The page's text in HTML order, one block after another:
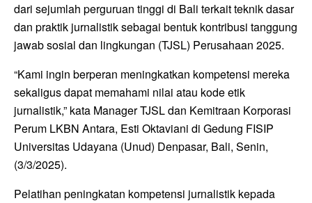
dari sejumlah perguruan tinggi di Bali terkait teknik dasar
dan praktik jurnalistik sebagai bentuk kontribusi tanggung
jawab sosial dan lingkungan (TJSL) Perusahaan 2025.
“Kami ingin berperan meningkatkan kompetensi mereka
sekaligus dapat memahami nilai atau kode etik
jurnalistik,” kata Manager TJSL dan Kemitraan Korporasi
Perum LKBN Antara, Esti Oktaviani di Gedung FISIP
Universitas Udayana (Unud) Denpasar, Bali, Senin,
(3/3/2025).
Pelatihan peningkatan kompetensi jurnalistik kepada